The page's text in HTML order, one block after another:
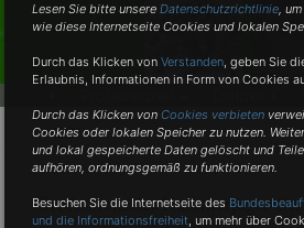
Professioneller Kammerjäger-
Lesen Sie bitte unsereDatenschutzrichtlinie,
wie diese Internetseite Cookies und lokalen
Durch das Klicken vonVerstanden,geben Sie
Erlaubnis, Informationen in Form von Cookies
Durch das Klicken von Cookies verbieten
Cookies oder lokalen Speicher zu nutzen.
und lokal gespeicherte Daten gelöscht und
aufhören, ordnungsgemäß zu funktionieren.
Besuchen Sie die Internetseite des
und die Informationsfreiheit, um mehr über